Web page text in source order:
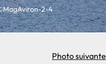
2-4
Photo suivante